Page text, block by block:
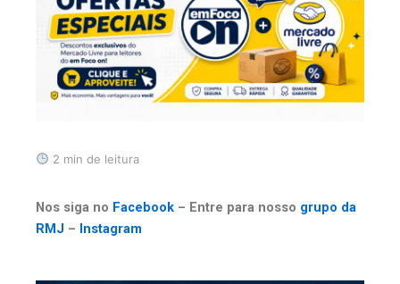
2 min de leitura
Nos siga no Facebook – Entre para nosso grupo da
RMJ – Instagram